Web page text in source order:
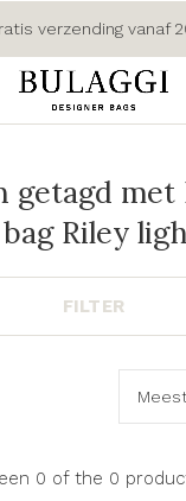
verzending vanaf
getagd met
Riley
FILTER
0 of the 0